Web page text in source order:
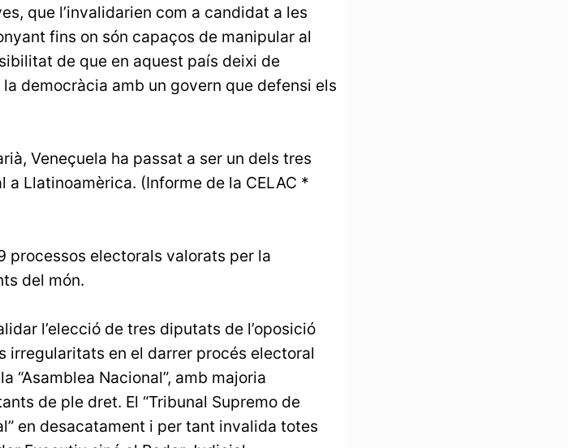
que l’invalidarien com a candidat a les
fins on són capaços de manipular al
de que en aquest país deixi de
democràcia amb un govern que defensi els
Veneçuela ha passat a ser un dels tres
Llatinoamèrica. (Informe de la CELAC *
processos electorals valorats per la
del món.
l’elecció de tres diputats de l’oposició
irregularitats en el darrer procés electoral
“Asamblea Nacional”, amb majoria
de ple dret. El “Tribunal Supremo de
en desacatament i per tant invalida totes